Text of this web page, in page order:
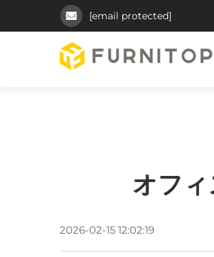
[email protected]
オフ
2026-02-15 12:02:19